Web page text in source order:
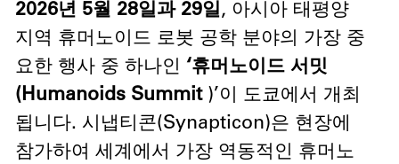
2026년 5월 28일과 29일, 아시아 태평양
지역 휴머노이드 로봇 공학 분야의 가장 중
요한 행사 중 하나인 ‘휴머노이드 서밋
(Humanoids Summit)’이 도쿄에서 개최
됩니다. 시냅티콘(Synapticon)은 현장에
참가하여 세계에서 가장 역동적인 휴머노